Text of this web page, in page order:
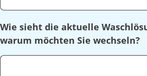
Wie sieht die aktuelle
warum möchten Sie wechseln?